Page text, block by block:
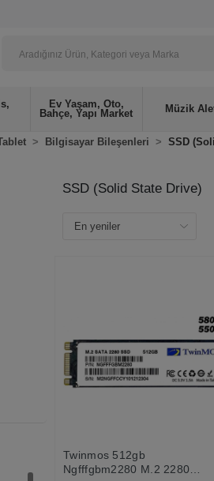
Ev Yaşam, Oto,
Bahçe, Yapı Market
Müzik
Bilgisayar Bileşenleri SSD
SSD (Solid State Drive)
Twinmos 512gb
Ngfffgbm2280 M.2 2280